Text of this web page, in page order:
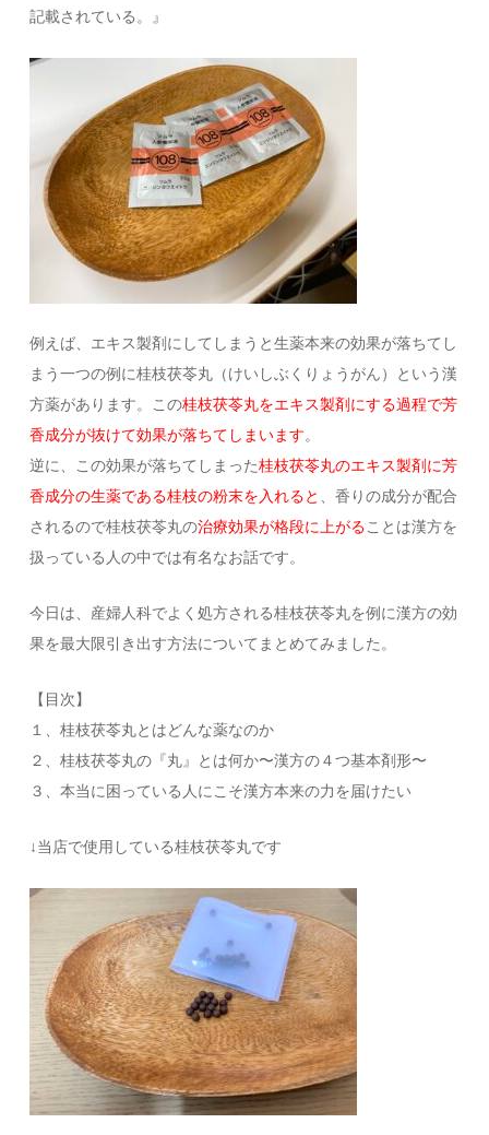
記載されている。』
例えば、エキス製剤にしてしまうと生薬本来の効果が落ちてし
まう一つの例に桂枝茯苓丸（けいしぶくりょうがん）という漢
方薬があります。この桂枝茯苓丸をエキス製剤にする過程で芳
香成分が抜けて効果が落ちてしまいます 。
逆に、この効果が落ちてしまった桂枝茯苓丸のエキス製剤に芳
香成分の生薬である桂枝の粉末を入れると
、香りの成分が配合
されるので桂枝茯苓丸の治療効果が格段に上がる ことは漢方を
扱っている人の中では有名なお話です。
今日は、産婦人科でよく処方される桂枝茯苓丸を例に漢方の効
果を最大限引き出す方法についてまとめてみました。
【目次】
１、桂枝茯苓丸とはどんな薬なのか
２、桂枝茯苓丸の『丸』とは何か〜漢方の４つ基本剤形〜
３、本当に困っている人にこそ漢方本来の力を届けたい
↓当店で使用している桂枝茯苓丸です